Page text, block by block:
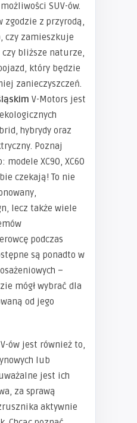
SUV-ów.
zgodzie z przyrodą,
czy zamieszkuje
bliższe naturze,
który będzie
zanieczyszczeń.
V-Motors jest
hybrydy oraz
Poznaj
modele XC90, XC60
czekają! To nie
lecz także wiele
podczas
są ponadto w
–
mógł wybrać dla
od jego
ów jest również to,
lub
jest ich
za sprawą
aktywnie